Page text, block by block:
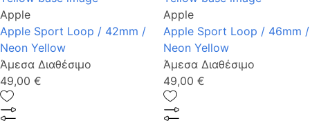
Apple
Apple Sport Loop / 42mm /
Neon Yellow
Άμεσα Διαθέσιμο
49,00 €
Apple
Apple Sport Loop / 46mm /
Neon Yellow
Άμεσα Διαθέσιμο
49,00 €